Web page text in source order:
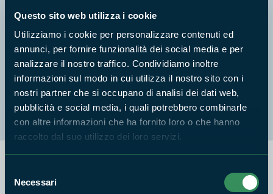
Questo sito web utilizza i cookie
Utilizziamo i cookie per personalizzare contenuti ed
annunci, per fornire funzionalità dei social media e per
analizzare il nostro traffico. Condividiamo inoltre
informazioni sul modo in cui utilizza il nostro sito con i
nostri partner che si occupano di analisi dei dati web,
pubblicità e social media, i quali potrebbero combinarle
con altre informazioni che ha fornito loro o che hanno
raccolto dal suo utilizzo dei loro servizi.
delNecessari
Ente Regionale RomaNatura - Riserva Naturale
di Decima Malafede
Ente Regionale RomaNatura - Riserva Naturale
di Monte Mario
Ente Regionale RomaNatura - Riserva Naturale
Laurentino Acqua Acetosa
estivi 2023 è ancora possibile presentare da parte di Enti locali e
Associazioni, attente alla salvaguardia dell'ambiente e alla promozione del